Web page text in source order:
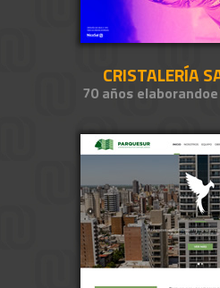
CRISTALERÍA
70 años